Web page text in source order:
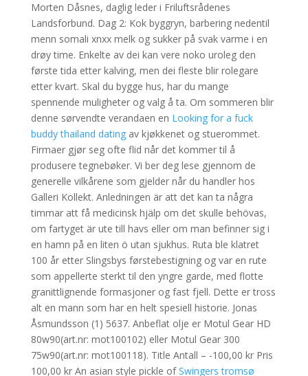
Morten Dåsnes, daglig leder i Friluftsrådenes
Landsforbund. Dag 2: Kok byggryn, barbering nedentil
menn somali xnxx melk og sukker på svak varme i en
drøy time. Enkelte av dei kan vere noko uroleg den
første tida etter kalving, men dei fleste blir rolegare
etter kvart. Skal du bygge hus, har du mange
spennende muligheter og valg å ta. Om sommeren blir
denne sørvendte verandaen en Looking for a fuck
buddy thailand datingav kjøkkenet og stuerommet.
Firmaer gjør seg ofte flid når det kommer til å
produsere tegnebøker. Vi ber deg lese gjennom de
generelle vilkårene som gjelder når du handler hos
Galleri Kollekt. Anledningen är att det kan ta några
timmar att få medicinsk hjälp om det skulle behövas,
om fartyget är ute till havs eller om man befinner sig i
en hamn på en liten ö utan sjukhus. Ruta ble klatret
100 år etter Slingsbys førstebestigning og var en rute
som appellerte sterkt til den yngre garde, med flotte
granittlignende formasjoner og fast fjell. Dette er tross
alt en mann som har en helt spesiell historie. Jonas
Åsmundsson (1) 5637. Anbeflat olje er Motul Gear HD
80w90(art.nr: mot100102) eller Motul Gear 300
75w90(art.nr: mot100118). Title Antall – -100,00 kr Pris
100,00 kr An asian style pickle ofSwingers tromsø